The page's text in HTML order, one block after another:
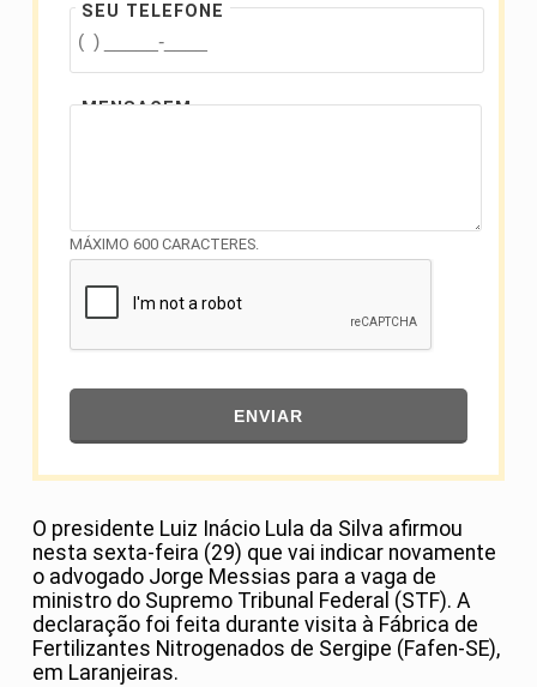
SEU TELEFONE
MENSAGEM
MÁXIMO 600 CARACTERES.
ENVIAR
O presidente Luiz Inácio Lula da Silva afirmou
nesta sexta-feira (29) que vai indicar novamente
o advogado Jorge Messias para a vaga de
ministro do Supremo Tribunal Federal (STF). A
declaração foi feita durante visita à Fábrica de
Fertilizantes Nitrogenados de Sergipe (Fafen-SE),
em Laranjeiras.